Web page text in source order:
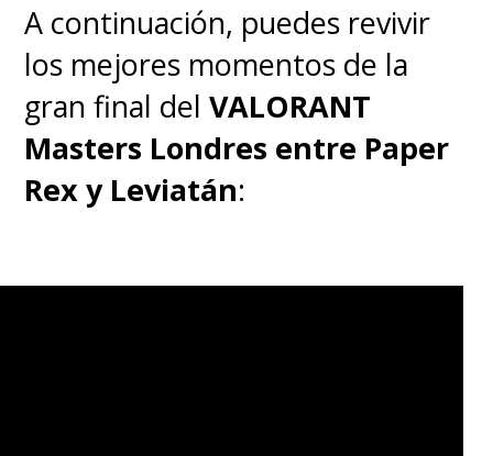
A continuación, puedes revivir
los mejores momentos de la
gran final delVALORANT
Masters Londres entre Paper
Rex y Leviatán: